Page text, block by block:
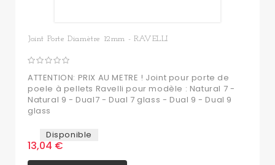
Joint Porte Diamètre 12mm - RAVELLI
ATTENTION: PRIX AU METRE ! Joint pour porte de
poele à pellets Ravelli pour modèle : Natural 7 -
Natural 9 - Dual7 - Dual 7 glass - Dual 9 - Dual 9
glass
Disponible
13,04 €